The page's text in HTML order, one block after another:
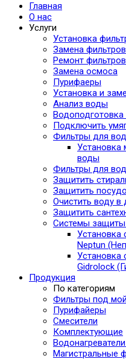
Главная
О нас
Услуги
Установка
Замена
Ремонт
Замена осмоса
Пурифаеры
Установка и
Анализ воды
Водоподготовка
Подключить
Фильтры для
Установка
воды
Фильтры для
Защитить
Защитить
Очистить воду в
Защитить
Системы защиты
Установка
Neptun
Установка
Gidrolock
Продукция
По категориям
Фильтры под
Пурифайеры
Смесители
Комплектующие
Магистральные